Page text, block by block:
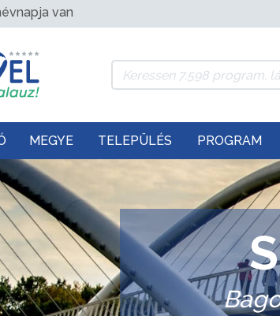
van
MEGYE TELEPÜLÉS PROGRAM